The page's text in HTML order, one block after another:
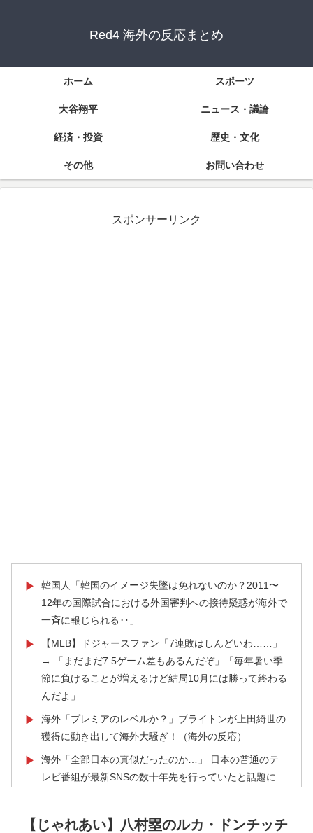
Red4 海外の反応まとめ
ホーム スポーツ
大谷翔平 ニュース・議論
経済・投資 歴史・文化
その他 お問い合わせ
スポンサーリンク
▶
韓国人「韓国のイメージ失墜は免れないのか？2011〜
12年の国際試合における外国審判への接待疑惑が海外で
一斉に報じられる‥」
▶
【MLB】ドジャースファン「7連敗はしんどいわ……」
→ 「まだまだ7.5ゲーム差もあるんだぞ」「毎年暑い季
節に負けることが増えるけど結局10月には勝って終わる
んだよ」
▶
海外「プレミアのレベルか？」ブライトンが上田綺世の
獲得に動き出して海外大騒ぎ！（海外の反応）
▶
海外「全部日本の真似だったのか…」 日本の普通のテ
レビ番組が最新SNSの数十年先を行っていたと話題に
に海外がびっくり仰天
【じゃれあい】八村塁のルカ・ドンチッチ